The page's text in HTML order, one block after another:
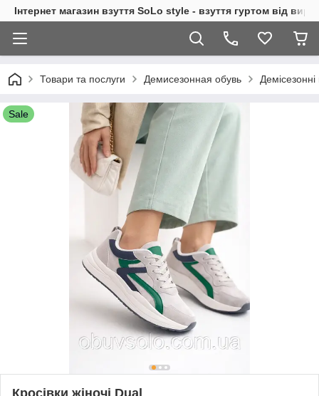
Інтернет магазин взуття SoLo style - взуття гуртом від
Товари та послуги Демисезонная обувь Демісезонні
Sale
Кросівки жіночі Dual